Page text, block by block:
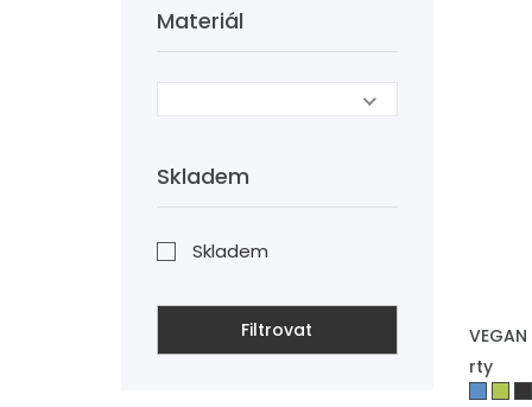
Materiál
Skladem
Skladem
Filtrovat
rty